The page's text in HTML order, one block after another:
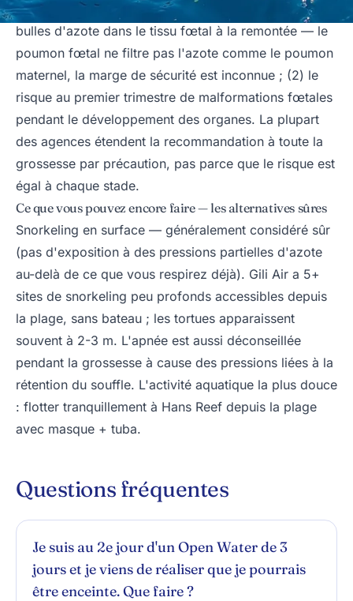
Deux préoccupations spécifiques : (1) la formation de
bulles d'azote dans le tissu fœtal à la remontée — le
poumon fœtal ne filtre pas l'azote comme le poumon
maternel, la marge de sécurité est inconnue ; (2) le
risque au premier trimestre de malformations fœtales
pendant le développement des organes. La plupart
des agences étendent la recommandation à toute la
grossesse par précaution, pas parce que le risque est
égal à chaque stade.
Ce que vous pouvez encore faire — les alternatives sûres
Snorkeling en surface — généralement considéré sûr
(pas d'exposition à des pressions partielles d'azote
au-delà de ce que vous respirez déjà). Gili Air a 5+
sites de snorkeling peu profonds accessibles depuis
la plage, sans bateau ; les tortues apparaissent
souvent à 2-3 m. L'apnée est aussi déconseillée
pendant la grossesse à cause des pressions liées à la
rétention du souffle. L'activité aquatique la plus douce
: flotter tranquillement à Hans Reef depuis la plage
avec masque + tuba.
Questions fréquentes
Je suis au 2e jour d'un Open Water de 3
jours et je viens de réaliser que je pourrais
être enceinte. Que faire ?